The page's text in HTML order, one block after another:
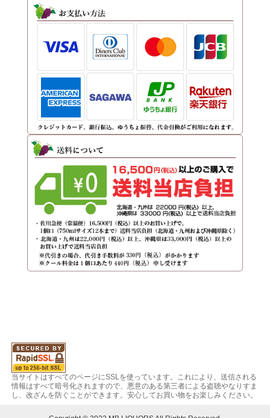
当サイトはすべてのページにSSLを使っています。これにより、送信される
情報はすべて暗号化されますので、悪意のある第三者による盗聴やなりすま
し、改ざんを防ぐことができます。安心してお買い物をお楽しみください。